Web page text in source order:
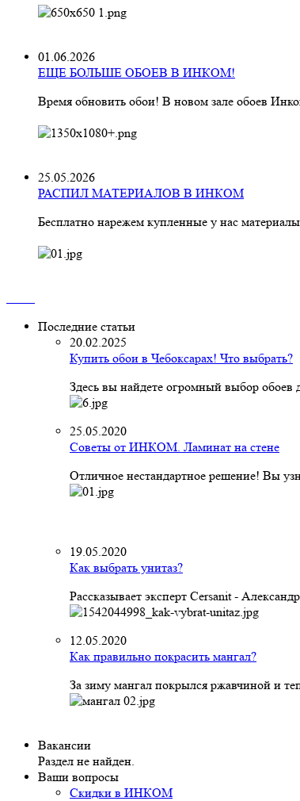
01.06.2026
ЕЩЕ БОЛЬШЕ ОБОЕВ В ИНКОМ!
Время обновить обои! В новом зале обоев
25.05.2026
РАСПИЛ МАТЕРИАЛОВ В ИНКОМ
Бесплатно нарежем купленные у нас
Последние статьи
20.02.2025
Купить обои в Чебоксарах! Что выбрать?
Здесь вы найдете огромный выбор
25.05.2020
Советы от ИНКОМ. Ламинат на стене
Отличное нестандартное решение! Вы
19.05.2020
Как выбрать унитаз?
Рассказывает эксперт Cersanit -
12.05.2020
Как правильно покрасить мангал?
За зиму мангал покрылся ржавчиной и
Вакансии
Раздел не найден.
Ваши вопросы
Скидки в ИНКОМ